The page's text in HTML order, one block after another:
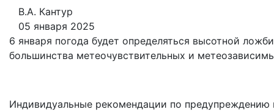
В.А. Кантур
05 января 2025
6 января погода будет определяться высотной
большинства метеочувствительных и
Индивидуальные рекомендации по предупреждению